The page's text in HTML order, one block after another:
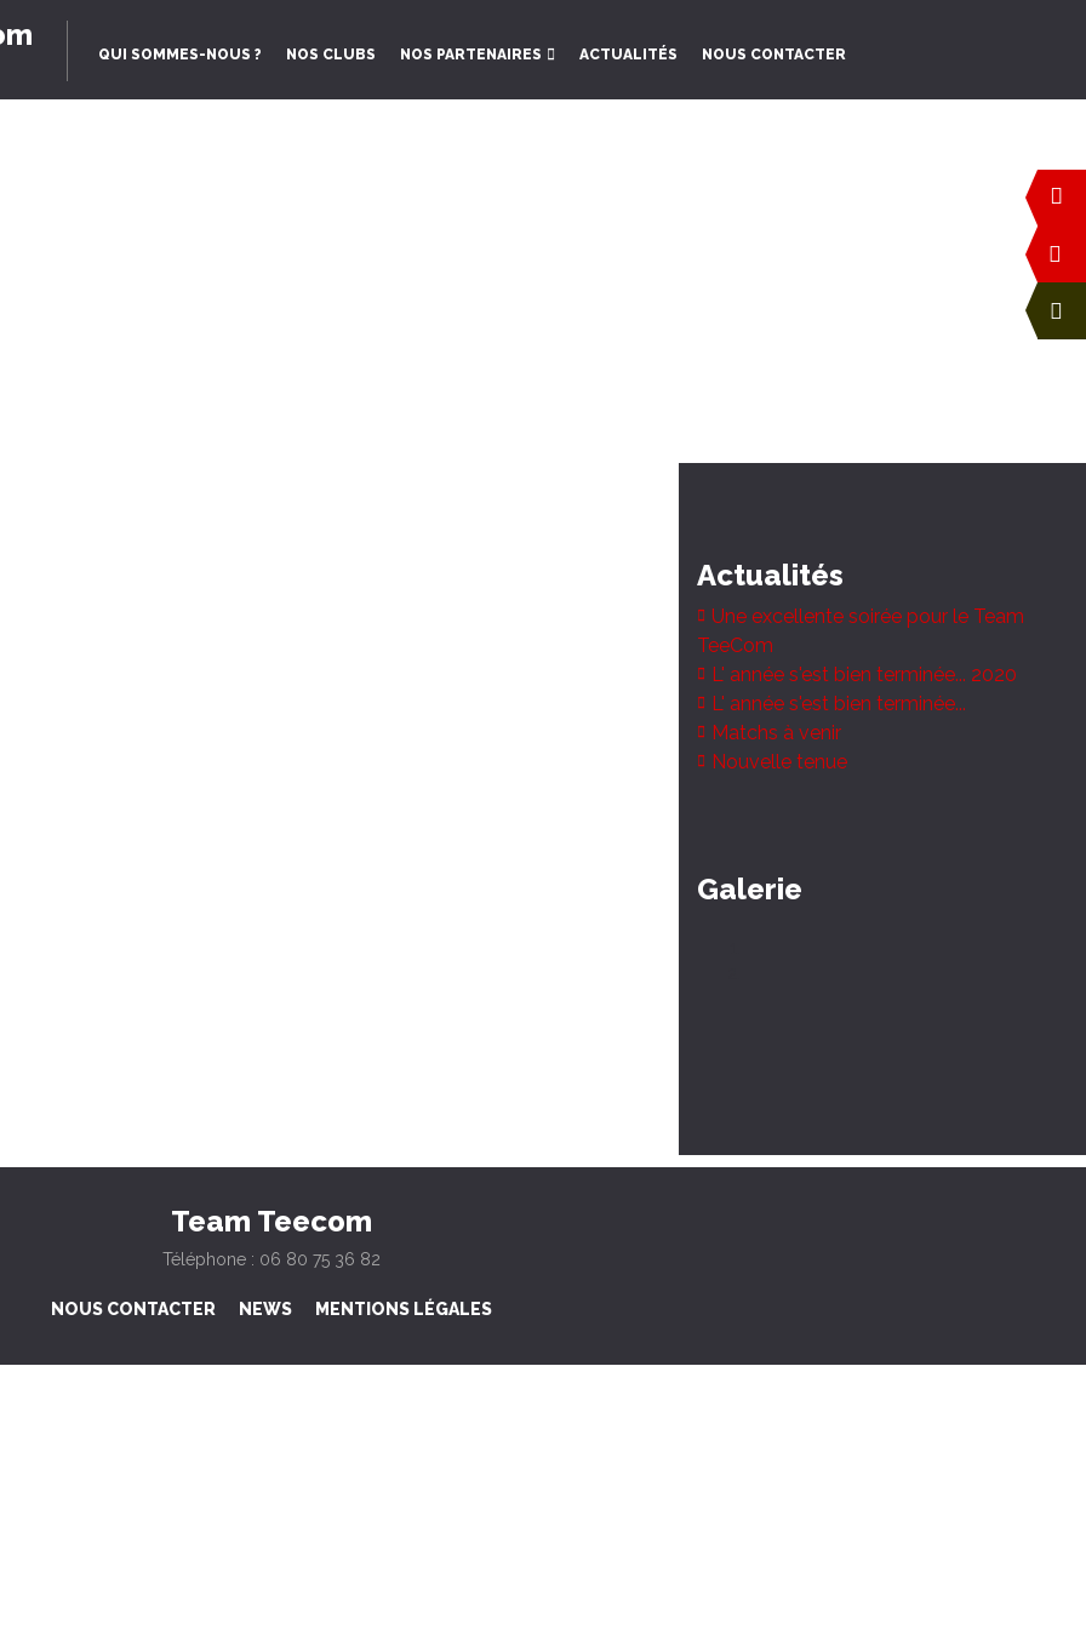
Aller
contenu
QUI SOMMES-NOUS ? NOS CLUBS NOS PARTENAIRES ACTUALITÉS NOUS CONTACTER
Actualités
Une excellente soirée pour le Team
TeeCom
L' année s'est bien terminée... 2020
L' année s'est bien terminée...
Matchs à venir
Nouvelle tenue
Galerie
Team Teecom
Téléphone : 06 80 75 36 82
NOUS CONTACTER NEWS MENTIONS LÉGALES